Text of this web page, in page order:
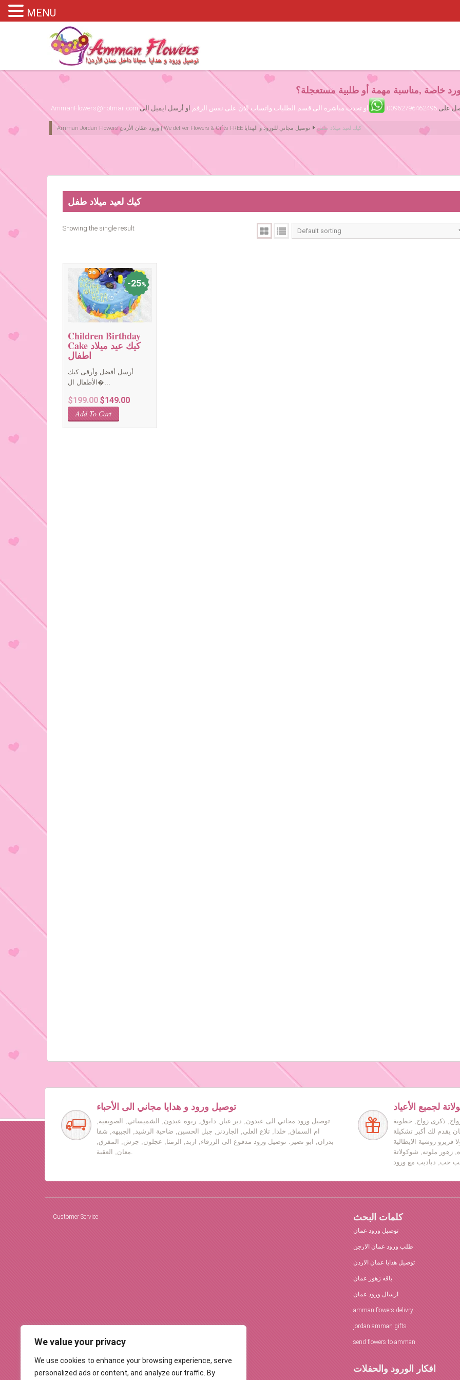
We value your privacy
We use cookies to enhance your browsing experience, serve
personalized ads or content, and analyze our traffic. By
Please assign primary menu in wp-admin->Appearance->Menus
خاصة ,مناسبة مهمة أو طلبية مستعجلة؟
على 00962796462495 او تحدث مباشرة الى قسم الطلبات واتساب الآن على نفس الرقم او أرسل ايميل الى AmmanFlowers@hotmail.com
Amman Jordan Flowers ورود عمّان الأردن | We deliver Flowers & Gifts FREE توصيل مجاني للورود و الهدايا كيك لعيد ميلاد طفل
كيك لعيد ميلاد طفل
Showing the single result
25%
Children Birthday
Cake كيك عيد ميلاد
اطفال
أرسل أفضل وأرقى كيك
الأطفال ال�...
$199.00 Original
price
was:
$149.00Current
Add To Cart
توصيل ورود و هدايا مجاني الى الأحباء
توصيل ورود مجاني الى عبدون, دير غبار, دابوق, ربوه عبدون, الشميساني, الصويفية,
ام السماق, خلدا, تلاع العلي, الجاردنز, جبل الحسين, ضاحية الرشيد, الجبيهه, شفا
بدران, ابو نصير. توصيل ورود مدفوع الى الزرقاء, اربد, الرمثا, عجلون, جرش, المفرق,
معان, العقبة.
لجميع الأعياد
ذكرى زواج, خطوبة
يقدم لك أكبر تشكيلة
فريرو روشية الايطالية
زهور ملونه, شوكولاتة
Customer Service كلمات البحث
توصيل ورود عمان
طلب ورود عمان الارجن
توصيل هدايا عمان الاردن
باقه زهور عمان
ارسال ورود عمان
amman flowers delivry
jordan amman gifts
send flowers to amman
افكار الورود والحفلات
MENU